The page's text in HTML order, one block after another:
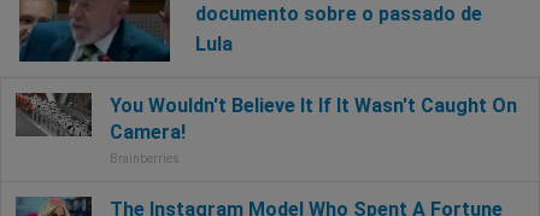
documento sobre o passado de
Lula